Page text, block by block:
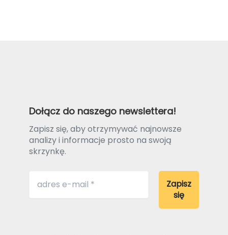
Dołącz do naszego newslettera!
Zapisz się, aby otrzymywać najnowsze
analizy i informacje prosto na swoją
skrzynkę.